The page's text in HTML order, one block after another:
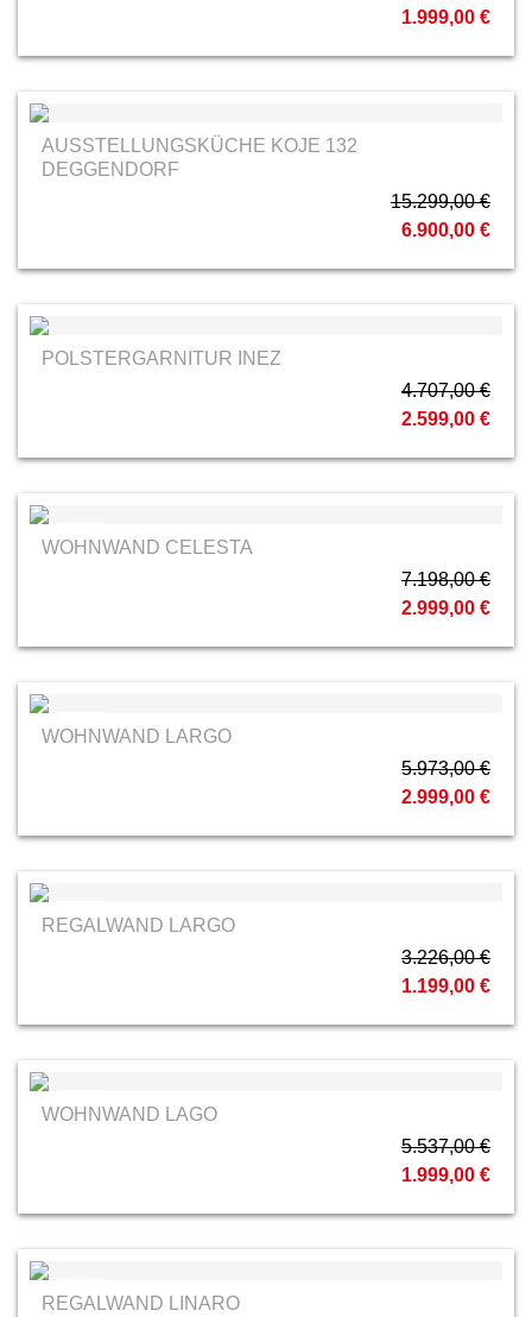
1.999,00 €
AUSSTELLUNGSKÜCHE KOJE 132
DEGGENDORF
15.299,00 €
6.900,00 €
POLSTERGARNITUR INEZ
4.707,00 €
2.599,00 €
RMW
WOHNWAND CELESTA
7.198,00 €
2.999,00 €
RMW
WOHNWAND LARGO
5.973,00 €
2.999,00 €
RMW
REGALWAND LARGO
3.226,00 €
1.199,00 €
RMW
WOHNWAND LAGO
5.537,00 €
1.999,00 €
RMW
REGALWAND LINARO